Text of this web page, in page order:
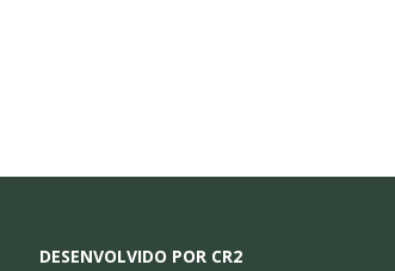
DESENVOLVIDO POR CR2